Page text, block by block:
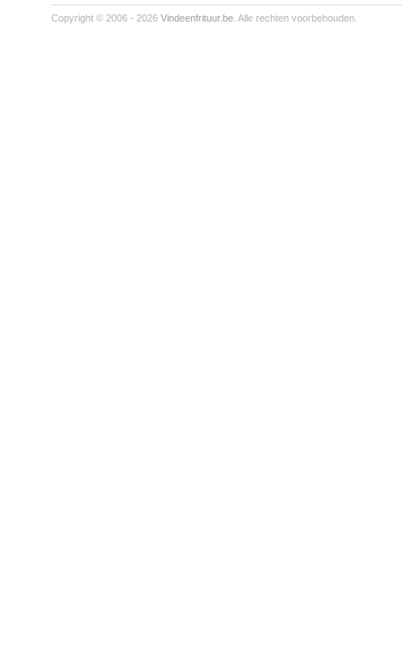
Copyright © 2006 - 2026 Vindeenfrituur.be . Alle rechten voorbehouden.